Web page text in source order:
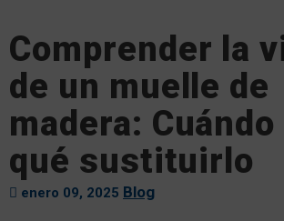
Comprender la
de un muelle de
madera:
qué sustituirlo
enero 09, 2025 Blog